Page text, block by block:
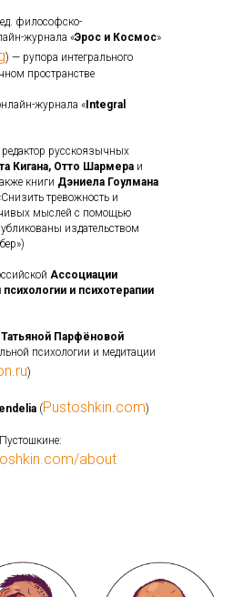
философско-
журнала «Эрос и Космос»
) — рупора интегрального
пространстве
журнала «Integral
русскоязычных
Кигана, Отто Шармера и
книги Дэниела Гоулмана
тревожность и
мыслей с помощью
издательством
Ассоциации
и психотерапии
Татьяной Парфёновой
психологии и медитации
)
(Pustoshkin.com)
about